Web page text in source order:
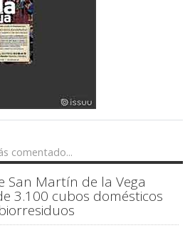
comentado...
San Martín de la Vega
3.100 cubos domésticos